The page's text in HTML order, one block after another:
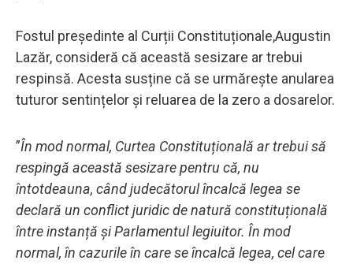
Fostul președinte al Curții Constituționale,Augustin
Lazăr, consideră că această sesizare ar trebui
respinsă. Acesta susține că se urmărește anularea
tuturor sentințelor și reluarea de la zero a dosarelor.
”În mod normal, Curtea Constituțională ar trebui să
respingă această sesizare pentru că, nu
întotdeauna, când judecătorul încalcă legea se
declară un conflict juridic de natură constituțională
între instanță și Parlamentul legiuitor. În mod
normal, în cazurile în care se încalcă legea, cel care